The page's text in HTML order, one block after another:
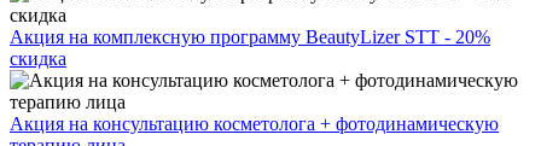
Акция на комплексную программу BeautyLizer STT - 20%
скидка
Акция на консультацию косметолога + фотодинамическую